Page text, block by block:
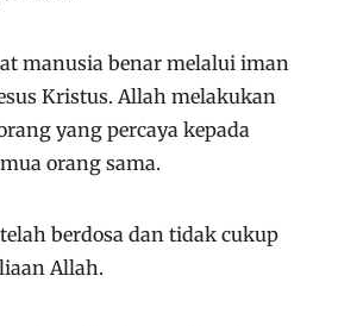
manusia benar melalui iman
Kristus. Allah melakukan
yang percaya kepada
orang sama.
berdosa dan tidak cukup
Allah.